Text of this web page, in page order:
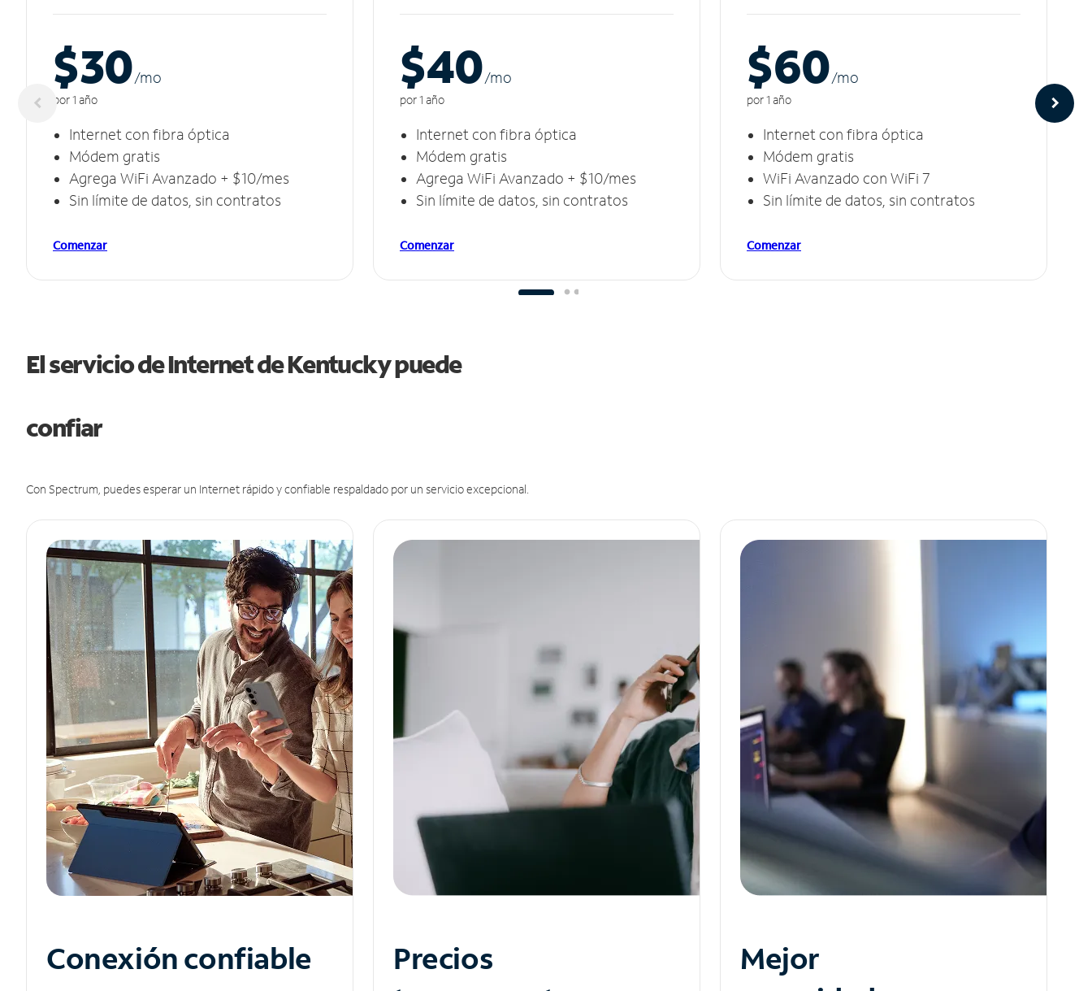
$30/mo
por 1 año
Internet con fibra óptica
Módem gratis
Agrega WiFi Avanzado + $10/mes
Sin límite de datos, sin contratos
Comenzar
$40/mo
por 1 año
Internet con fibra óptica
Módem gratis
Agrega WiFi Avanzado + $10/mes
Sin límite de datos, sin contratos
Comenzar
$60/mo
por 1 año
Internet con fibra óptica
Módem gratis
WiFi Avanzado con WiFi 7
Sin límite de datos, sin contratos
Comenzar
El servicio de Internet de Kentucky puede
confiar
Con Spectrum, puedes esperar un Internet rápido y confiable respaldado por un servicio excepcional.
Conexión confiable
Precios
Mejor